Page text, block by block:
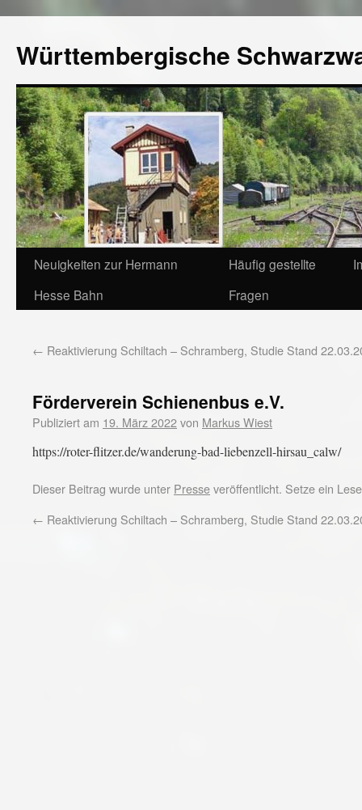
Württembergische
Neuigkeiten zur Hermann
Hesse Bahn
Häufig gestellte
Fragen
← Reaktivierung Schiltach – Schramberg, Studie Stand
Förderverein Schienenbus e.V.
Publiziert am 19. März 2022von Markus Wiest
https://roter-flitzer.de/wanderung-bad-liebenzell-hirsau_calw/
Dieser Beitrag wurde unter Presseveröffentlicht. Setze ein
← Reaktivierung Schiltach – Schramberg, Studie Stand